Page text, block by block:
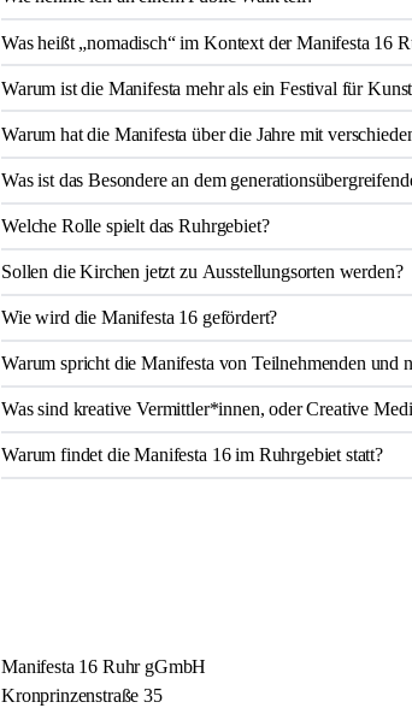
Was heißt „nomadisch“ im Kontext der Manifesta 16
Warum ist die Manifesta mehr als ein Festival für
Warum hat die Manifesta über die Jahre mit
Was ist das Besondere an dem
Welche Rolle spielt das Ruhrgebiet?
Sollen die Kirchen jetzt zu Ausstellungsorten werden?
Wie wird die Manifesta 16 gefördert?
Warum spricht die Manifesta von Teilnehmenden und
Was sind kreative Vermittler*innen, oder Creative
Warum findet die Manifesta 16 im Ruhrgebiet statt?
Manifesta 16 Ruhr gGmbH
Kronprinzenstraße 35